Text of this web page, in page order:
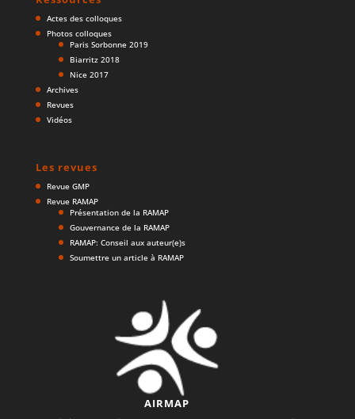
Actes des colloques
Photos colloques
Paris Sorbonne 2019
Biarritz 2018
Nice 2017
Archives
Revues
Vidéos
Les revues
Revue GMP
Revue RAMAP
Présentation de la RAMAP
Gouvernance de la RAMAP
RAMAP: Conseil aux auteur(e)s
Soumettre un article à RAMAP
AIRMAP